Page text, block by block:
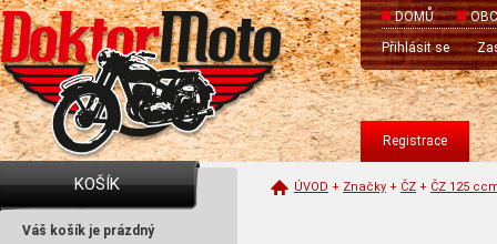
DOMŮ
Přihlásit se
Registrace
KOŠÍK
Váš košík je prázdný
ÚVOD + Značky + ČZ + ČZ 125